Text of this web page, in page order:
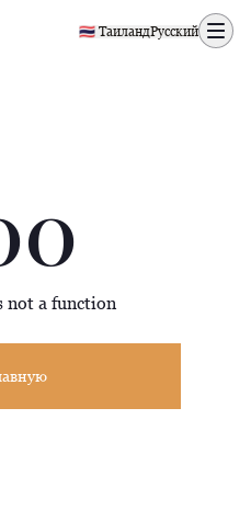
🇹🇭 ТаиландРусский
not a function